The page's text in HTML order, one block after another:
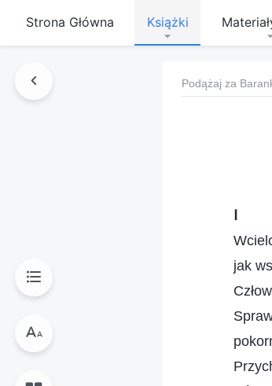
Strona Główna Książki
Podążaj za
jak